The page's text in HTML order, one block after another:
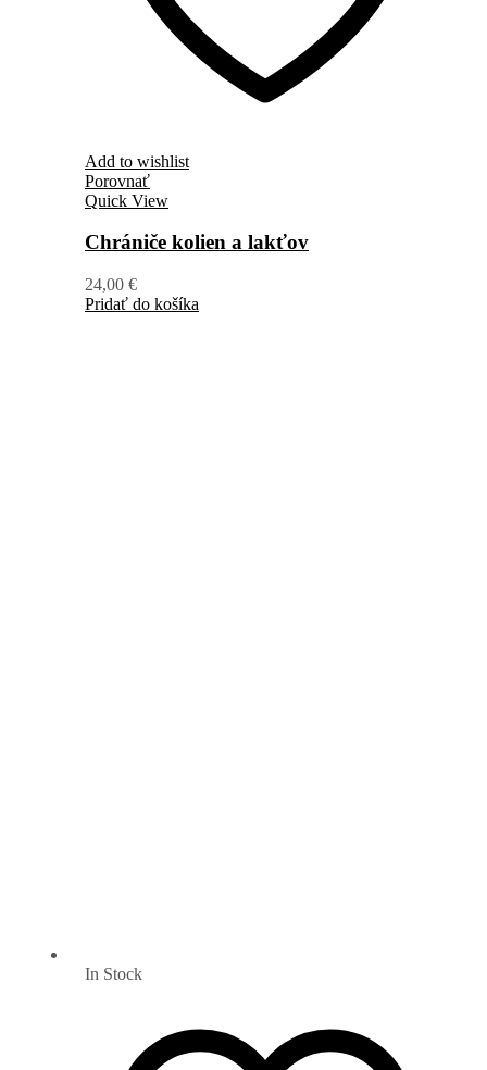
Add to wishlist
Porovnať
Quick View
Chrániče kolien a lakťov
24,00 €
Pridať do košíka
In Stock